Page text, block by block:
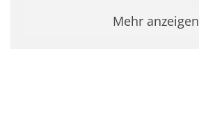
Mehr anzeigen